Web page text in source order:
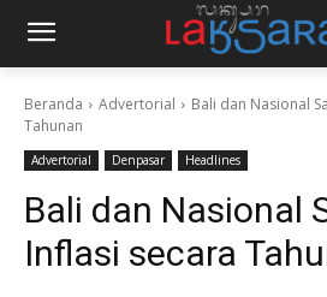
Beranda Advertorial
Bali dan Nasional
Tahunan
Advertorial Denpasar Headlines
Bali dan Nasional
Inflasi secara